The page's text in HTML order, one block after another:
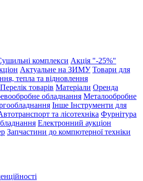
комплекси Акція "-25%"
Актуальне на ЗИМУ Товари для
тепла та відновлення
Перелік товарів Матеріали Оренда
обладнання Металообробне
Інше Інструменти для
та лісотехніка Фурнітура
Електронний аукціон
Запчастини до компютерної техніки